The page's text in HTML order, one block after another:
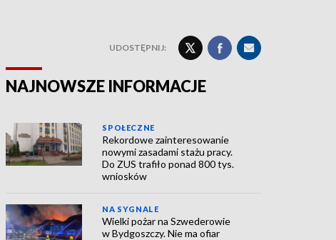
UDOSTĘPNIJ:
NAJNOWSZE INFORMACJE
SPOŁECZNE
Rekordowe zainteresowanie
nowymi zasadami stażu pracy.
Do ZUS trafiło ponad 800 tys.
wniosków
NA SYGNALE
Wielki pożar na Szwederowie
w Bydgoszczy. Nie ma ofiar